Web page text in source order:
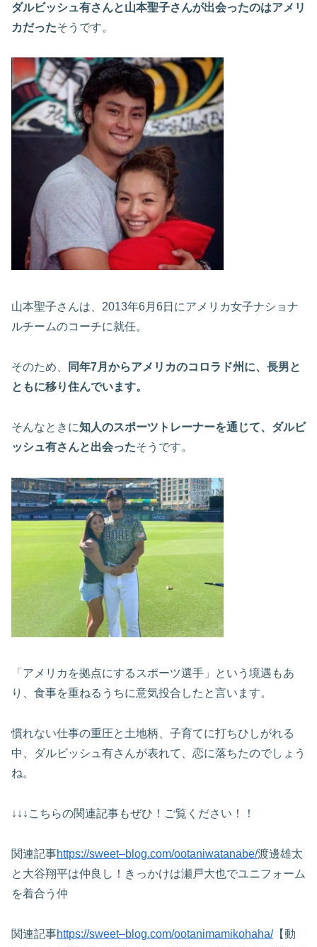
ダルビッシュ有さんと山本聖子さんが出会ったのはアメリ
カだったそうです。
山本聖子さんは、2013年6月6日にアメリカ女子ナショナ
ルチームのコーチに就任。
そのため、
同年7月からアメリカのコロラド州に、長男と
ともに移り住んでいます。
そんなときに知人のスポーツトレーナーを通じて、ダルビ
ッシュ有さんと出会ったそうです。
「アメリカを拠点にするスポーツ選手」という境遇もあ
り、食事を重ねるうちに意気投合したと言います。
慣れない仕事の重圧と土地柄、子育てに打ちひしがれる
中、ダルビッシュ有さんが表れて、恋に落ちたのでしょう
ね。
↓↓↓こちらの関連記事もぜひ！ご覧ください！！
関連記事https://sweet–blog.com/ootaniwatanabe/渡邊雄太
と大谷翔平は仲良し！きっかけは瀬戸大也でユニフォーム
を着合う仲
関連記事https://sweet–blog.com/ootanimamikohaha/【動